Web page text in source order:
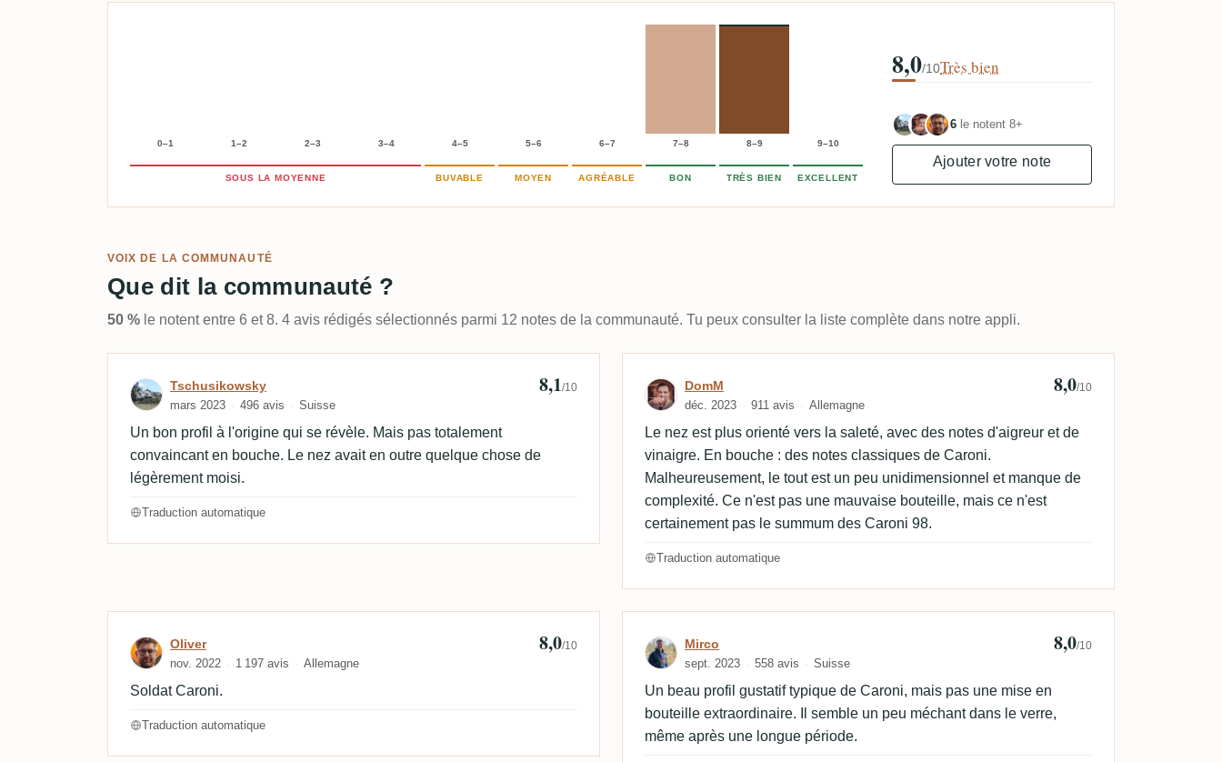
0–1 1–2 2–3 3–4 4–5 5–6 6–7 7–8 8–9 9–10
SOUS LA MOYENNE BUVABLE MOYEN AGRÉABLE BON TRÈS BIEN EXCELLENT
8,0/10Très bien
6 le notent 8+
Ajouter votre note
VOIX DE LA COMMUNAUTÉ
Que dit la communauté ?
50 % le notent entre 6 et 8. 4 avis rédigés sélectionnés parmi 12 notes de la communauté. Tu peux consulter la liste complète dans notre appli.
Avis de Tschusikowsky
Tschusikowsky
mars 2023 496 avis Suisse
8,1/10
Un bon profil à l'origine qui se révèle. Mais pas totalement
convaincant en bouche. Le nez avait en outre quelque chose de
légèrement moisi.
Traduction automatique
Avis de DomM
DomM
déc. 2023 911 avis Allemagne
8,0/10
Le nez est plus orienté vers la saleté, avec des notes d'aigreur et de
vinaigre. En bouche : des notes classiques de Caroni.
Malheureusement, le tout est un peu unidimensionnel et manque de
complexité. Ce n'est pas une mauvaise bouteille, mais ce n'est
certainement pas le summum des Caroni 98.
Traduction automatique
Avis de Oliver
Oliver
nov. 2022 1 197 avis Allemagne
8,0/10
Soldat Caroni.
Traduction automatique
Avis de Mirco
Mirco
sept. 2023 558 avis Suisse
8,0/10
Un beau profil gustatif typique de Caroni, mais pas une mise en
bouteille extraordinaire. Il semble un peu méchant dans le verre,
même après une longue période.